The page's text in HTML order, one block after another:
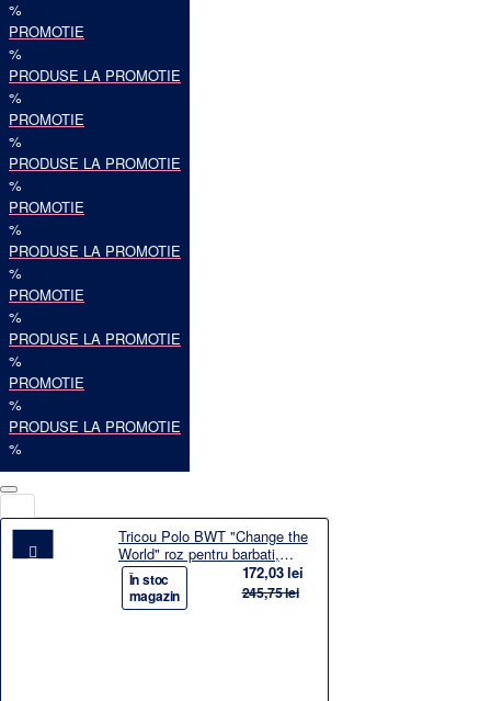
%
PROMOTIE
%
PRODUSE LA PROMOTIE
%
PROMOTIE
%
PRODUSE LA PROMOTIE
%
PROMOTIE
%
PRODUSE LA PROMOTIE
%
PROMOTIE
%
PRODUSE LA PROMOTIE
%
PROMOTIE
%
PRODUSE LA PROMOTIE
%
Tricou Polo BWT "Change the
World" roz pentru barbati,
marimea M
În stoc
magazin
172,03 lei
245,75 lei